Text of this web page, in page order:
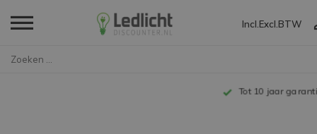
Incl. Excl. BTW
Tot 10 jaar garantie